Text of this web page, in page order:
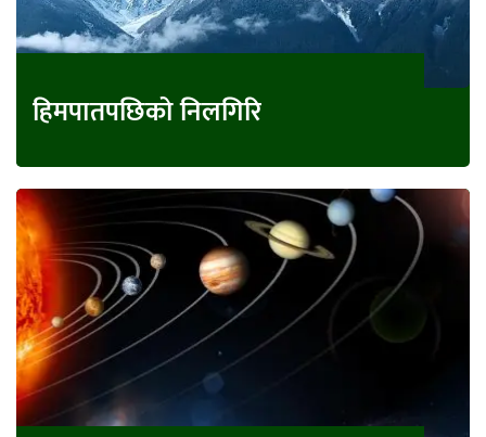
हिमपातपछिको निलगिरि